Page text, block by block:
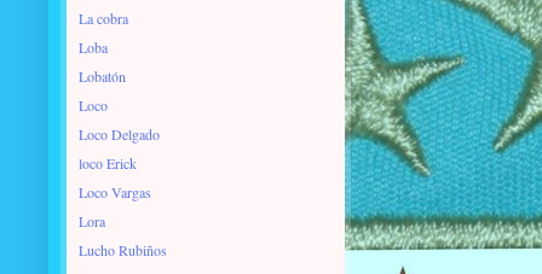
La cobra
Loba
Lobatón
Loco
Loco Delgado
loco Erick
Loco Vargas
Lora
Lucho Rubiños